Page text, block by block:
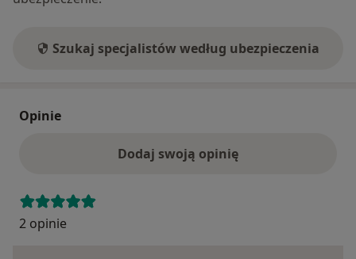
Szukaj specjalistów według ubezpieczenia
Opinie
Dodaj swoją opinię
2 opinie